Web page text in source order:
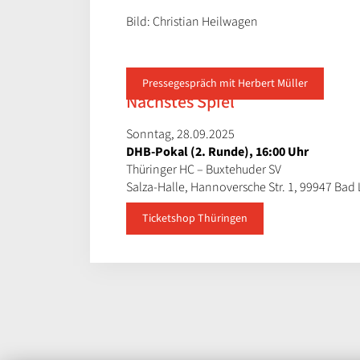
Bild: Christian Heilwagen
Pressegespräch mit Herbert Müller
Nächstes Spiel
Sonntag, 28.09.2025
DHB-Pokal (2. Runde), 16:00 Uhr
Thüringer HC – Buxtehuder SV
Salza-Halle, Hannoversche Str. 1, 99947 Bad
Ticketshop Thüringen